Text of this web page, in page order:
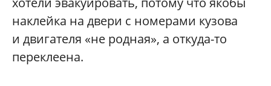
наклейка на двери с номерами кузова
и двигателя «не родная», а откуда-то
переклеена.